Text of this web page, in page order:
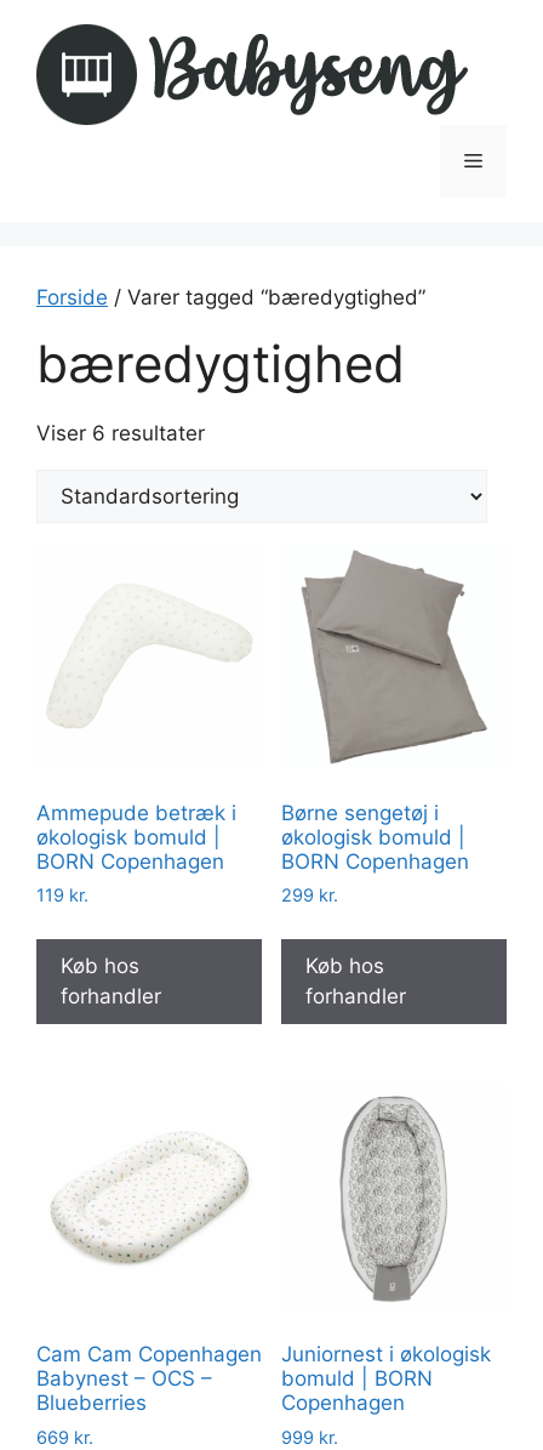
indhold
Menu
Forside / Varer tagged “bæredygtighed”
bæredygtighed
Viser 6 resultater
Ammepude betræk i
økologisk bomuld |
BORN Copenhagen
119 kr.
Køb hos
forhandler
Børne sengetøj i
økologisk bomuld |
BORN Copenhagen
299 kr.
Køb hos
forhandler
Cam Cam Copenhagen
Babynest – OCS –
Blueberries
669 kr.
Juniornest i økologisk
bomuld | BORN
Copenhagen
999 kr.